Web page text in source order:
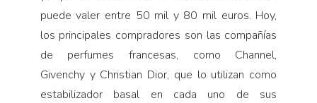
puede valer entre 50 mil y 80 mil euros. Hoy,
los principales compradores son las compañías
de perfumes francesas, como Channel,
Givenchy y Christian Dior, que lo utilizan como
estabilizador basal en cada uno de sus